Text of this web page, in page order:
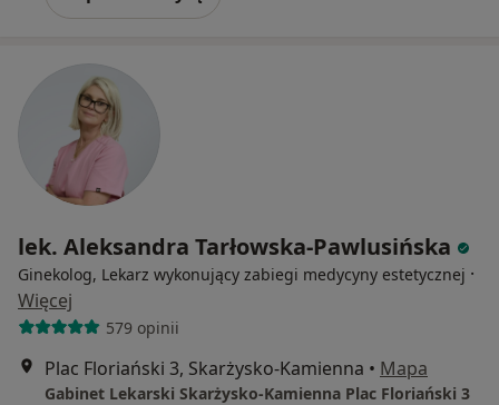
lek. Aleksandra Tarłowska-Pawlusińska
Ginekolog, Lekarz wykonujący zabiegi medycyny estetycznej ·
Więcej
579 opinii
Plac Floriański 3, Skarżysko-Kamienna • Mapa
Gabinet Lekarski Skarżysko-Kamienna Plac Floriański 3